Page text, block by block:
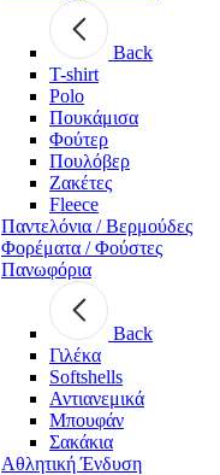
Back
T-shirt
Polo
Πουκάμισα
Φούτερ
Πουλόβερ
Ζακέτες
Fleece
Παντελόνια / Βερμούδες
Φορέματα / Φούστες
Πανωφόρια
Back
Γιλέκα
Softshells
Αντιανεμικά
Μπουφάν
Σακάκια
Αθλητική Ένδυση